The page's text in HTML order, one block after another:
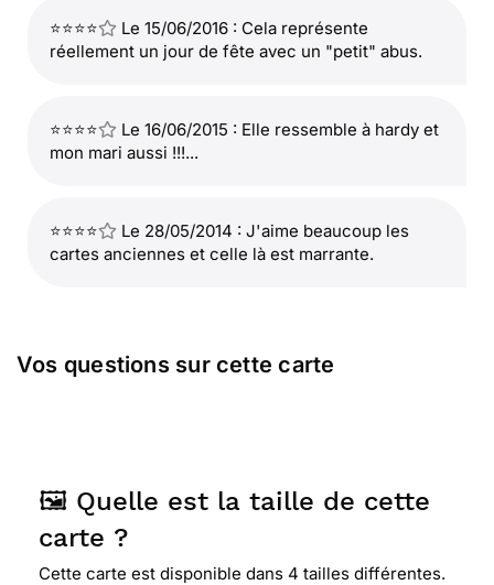
⭐⭐⭐⭐
Le 15/06/2016 : Cela représente
réellement un jour de fête avec un "petit" abus.
⭐⭐⭐⭐
Le 16/06/2015 : Elle ressemble à hardy et
mon mari aussi !!!...
⭐⭐⭐⭐
Le 28/05/2014 : J'aime beaucoup les
cartes anciennes et celle là est marrante.
Vos questions sur cette carte
🖼️ Quelle est la taille de cette
carte ?
Cette carte est disponible dans 4 tailles différentes.